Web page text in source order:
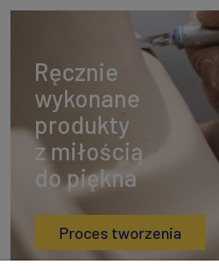
Ręcznie
wykonane
produkty
z miłością
do piękna
Proces tworzenia